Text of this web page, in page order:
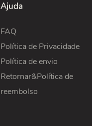
Ajuda
FAQ
Política de Privacidade
Política de envio
Retornar&Política de
reembolso